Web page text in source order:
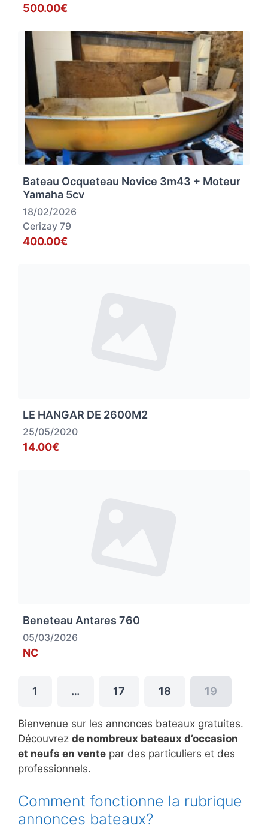
500.00€
Bateau Ocqueteau Novice 3m43 + Moteur
Yamaha 5cv
18/02/2026
Cerizay 79
400.00€
LE HANGAR DE 2600M2
25/05/2020
14.00€
Beneteau Antares 760
05/03/2026
NC
1 … 17 18 19
Bienvenue sur les annonces bateaux gratuites.
Découvrez de nombreux bateaux d’occasion
et neufs en vente par des particuliers et des
professionnels.
Comment fonctionne la rubrique
annonces bateaux?